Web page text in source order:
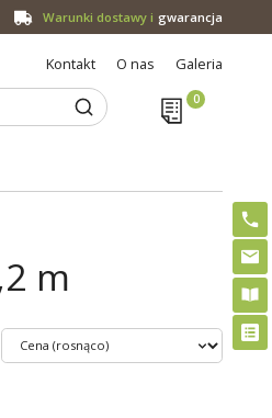
Warunki dostawy i gwarancja
Kontakt O nas Galeria
m